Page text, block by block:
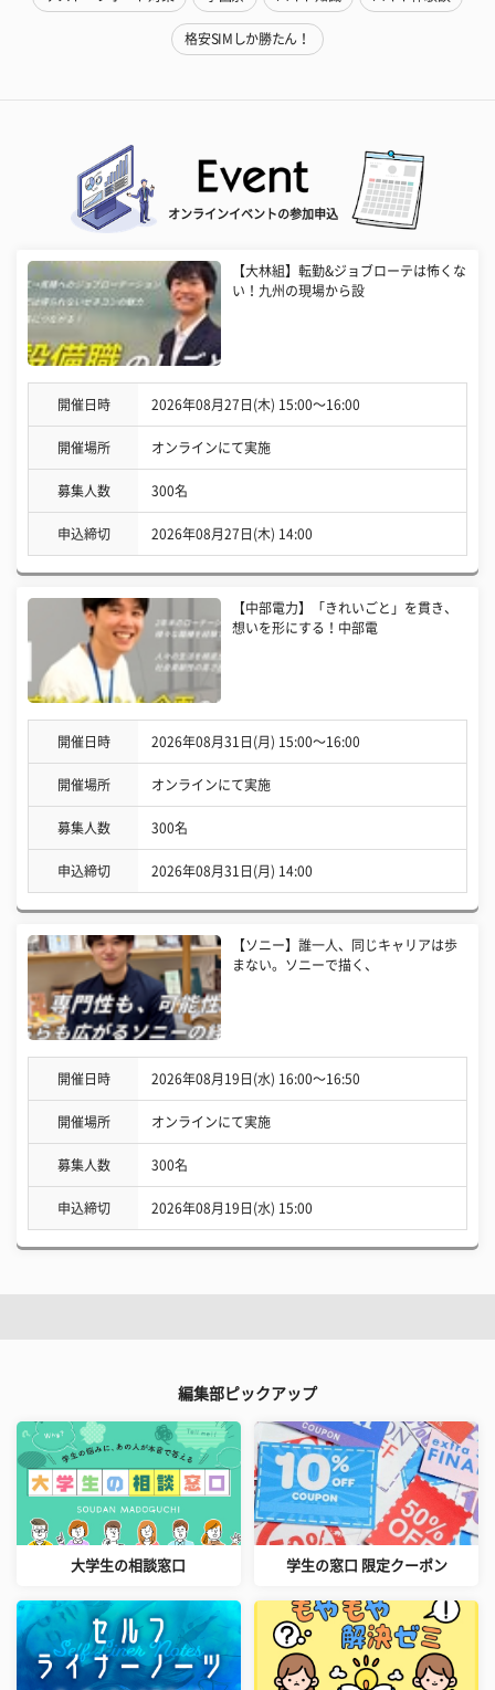
格安SIMしか勝たん！
オンラインイベントの参加申込
【大林組】転勤&ジョブローテは怖くな
い！九州の現場から設
開催日時 2026年08月27日(木) 15:00〜16:00
開催場所 オンラインにて実施
募集人数 300名
申込締切 2026年08月27日(木) 14:00
【中部電力】「きれいごと」を貫き、
想いを形にする！中部電
開催日時 2026年08月31日(月) 15:00〜16:00
開催場所 オンラインにて実施
募集人数 300名
申込締切 2026年08月31日(月) 14:00
【ソニー】誰一人、同じキャリアは歩
まない。ソニーで描く、
開催日時 2026年08月19日(水) 16:00〜16:50
開催場所 オンラインにて実施
募集人数 300名
申込締切 2026年08月19日(水) 15:00
編集部ピックアップ
大学生の相談窓口 学生の窓口 限定クーポン